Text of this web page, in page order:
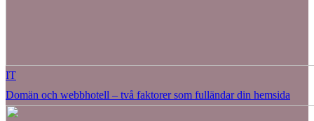
IT
Domän och webbhotell – två faktorer som fulländar din hemsida